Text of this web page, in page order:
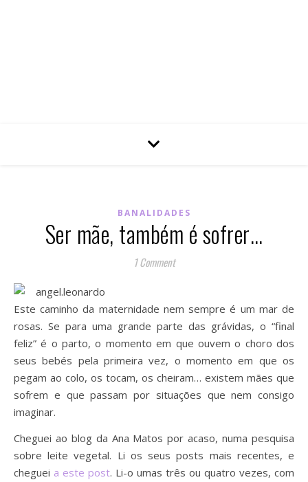
BANALIDADES
Ser mãe, também é sofrer…
1 Comment
Este caminho da maternidade nem sempre é um mar de
rosas. Se para uma grande parte das grávidas, o “final
feliz” é o parto, o momento em que ouvem o choro dos
seus bebés pela primeira vez, o momento em que os
pegam ao colo, os tocam, os cheiram… existem mães que
sofrem e que passam por situações que nem consigo
imaginar.
Cheguei ao blog da Ana Matos por acaso, numa pesquisa
sobre leite vegetal. Li os seus posts mais recentes, e
cheguei a este post. Li-o umas três ou quatro vezes, com